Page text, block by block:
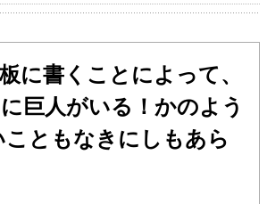
に書くことによって、
巨人がいる！かのよう
こともなきにしもあら